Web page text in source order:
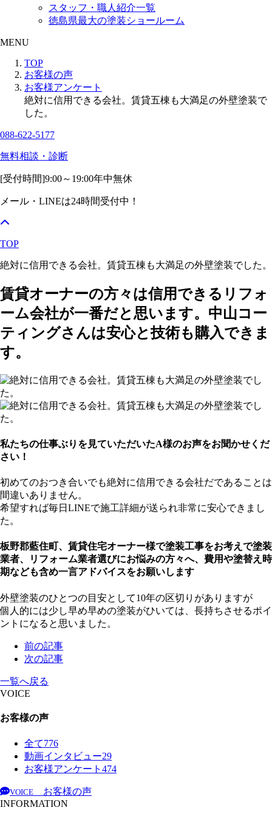
スタッフ・職人紹介一覧
徳島県最大の塗装ショールーム
MENU
TOP
お客様の声
お客様アンケート
絶対に信用できる会社。賃貸五棟も大満足の外壁塗装で
した。
088-622-5177
無料相談・診断
[受付時間]9:00～19:00年中無休
メール・LINEは24時間受付中！
TOP
絶対に信用できる会社。賃貸五棟も大満足の外壁塗装でした。
賃貸オーナーの方々は信用できるリフォ
ーム会社が一番だと思います。中山コー
ティングさんは安心と技術も購入できま
す。
私たちの仕事ぶりを見ていただいたA様のお声をお聞かせくだ
さい！
初めてのおつき合いでも絶対に信用できる会社だであることは
間違いありません。
希望すれば毎日LINEで施工詳細が送られ非常に安心できまし
た。
板野郡藍住町、賃貸住宅オーナー様で塗装工事をお考えで塗装
業者、リフォーム業者選びにお悩みの方々へ、費用や塗替え時
期なども含め一言アドバイスをお願いします
外壁塗装のひとつの目安として10年の区切りがありますが
個人的には少し早め早めの塗装がひいては、長持ちさせるポイ
ントになると思いました。
前の記事
次の記事
一覧へ戻る
VOICE
お客様の声
全て776
動画インタビュー29
お客様アンケート 474
VOICE
お客様の声
INFORMATION